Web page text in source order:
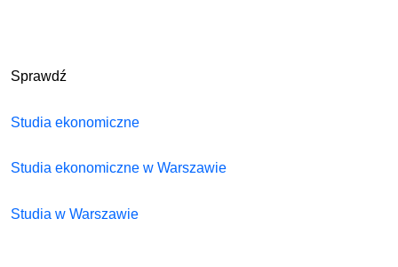
Sprawdź
Studia ekonomiczne
Studia ekonomiczne w Warszawie
Studia w Warszawie